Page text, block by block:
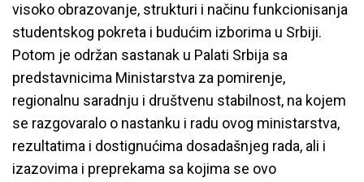
visoko obrazovanje, strukturi i načinu funkcionisanja
studentskog pokreta i budućim izborima u Srbiji.
Potom je održan sastanak u Palati Srbija sa
predstavnicima Ministarstva za pomirenje,
regionalnu saradnju i društvenu stabilnost, na kojem
se razgovaralo o nastanku i radu ovog ministarstva,
rezultatima i dostignućima dosadašnjeg rada, ali i
izazovima i preprekama sa kojima se ovo